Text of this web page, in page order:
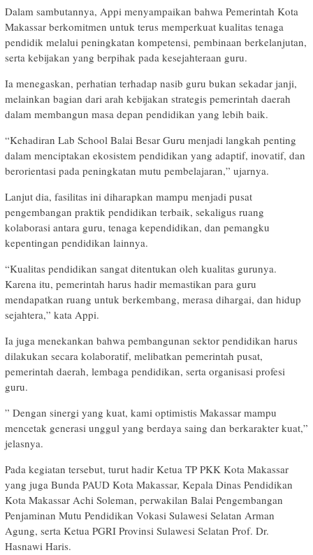
Dalam sambutannya, Appi menyampaikan bahwa Pemerintah Kota
Makassar berkomitmen untuk terus memperkuat kualitas tenaga
pendidik melalui peningkatan kompetensi, pembinaan berkelanjutan,
serta kebijakan yang berpihak pada kesejahteraan guru.
Ia menegaskan, perhatian terhadap nasib guru bukan sekadar janji,
melainkan bagian dari arah kebijakan strategis pemerintah daerah
dalam membangun masa depan pendidikan yang lebih baik.
“Kehadiran Lab School Balai Besar Guru menjadi langkah penting
dalam menciptakan ekosistem pendidikan yang adaptif, inovatif, dan
berorientasi pada peningkatan mutu pembelajaran,” ujarnya.
Lanjut dia, fasilitas ini diharapkan mampu menjadi pusat
pengembangan praktik pendidikan terbaik, sekaligus ruang
kolaborasi antara guru, tenaga kependidikan, dan pemangku
kepentingan pendidikan lainnya.
“Kualitas pendidikan sangat ditentukan oleh kualitas gurunya.
Karena itu, pemerintah harus hadir memastikan para guru
mendapatkan ruang untuk berkembang, merasa dihargai, dan hidup
sejahtera,” kata Appi.
Ia juga menekankan bahwa pembangunan sektor pendidikan harus
dilakukan secara kolaboratif, melibatkan pemerintah pusat,
pemerintah daerah, lembaga pendidikan, serta organisasi profesi
guru.
” Dengan sinergi yang kuat, kami optimistis Makassar mampu
mencetak generasi unggul yang berdaya saing dan berkarakter kuat,”
jelasnya.
Pada kegiatan tersebut, turut hadir Ketua TP PKK Kota Makassar
yang juga Bunda PAUD Kota Makassar, Kepala Dinas Pendidikan
Kota Makassar Achi Soleman, perwakilan Balai Pengembangan
Penjaminan Mutu Pendidikan Vokasi Sulawesi Selatan Arman
Agung, serta Ketua PGRI Provinsi Sulawesi Selatan Prof. Dr.
Hasnawi Haris.